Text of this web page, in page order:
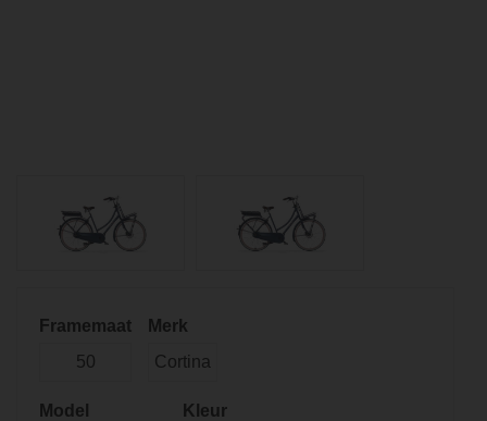
Framemaat
50
Merk
Cortina
Model
Kleur